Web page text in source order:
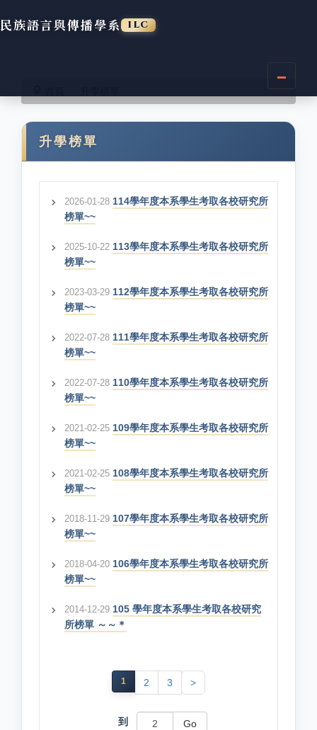
民族語言與傳播學系 ILC
升學榜單
2026-01-28 114學年度本系學生考取各校研究所
榜單~~
2025-10-22 113學年度本系學生考取各校研究所
榜單~~
2023-03-29 112學年度本系學生考取各校研究所
榜單~~
2022-07-28 111學年度本系學生考取各校研究所
榜單~~
2022-07-28 110學年度本系學生考取各校研究所
榜單~~
2021-02-25 109學年度本系學生考取各校研究所
榜單~~
2021-02-25 108學年度本系學生考取各校研究所
榜單~~
2018-11-29 107學年度本系學生考取各校研究所
榜單~~
2018-04-20 106學年度本系學生考取各校研究所
榜單~~
2014-12-29 105 學年度本系學生考取各校研究
所榜單 ～～＊
1 2 3 >
到 Go